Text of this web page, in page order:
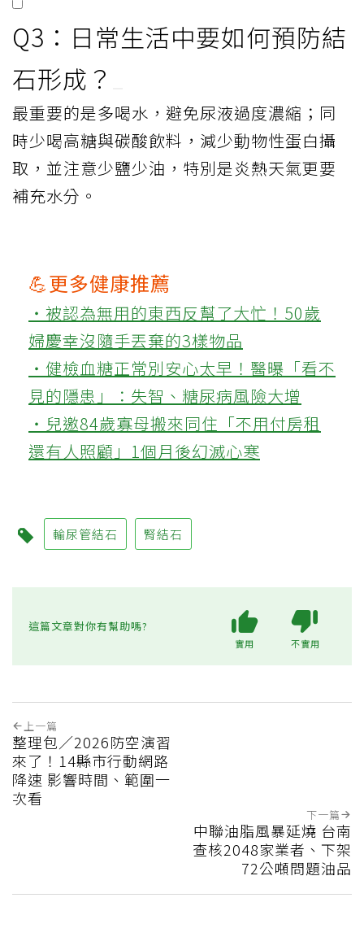
Q3：日常生活中要如何預防結
石形成？
最重要的是多喝水，避免尿液過度濃縮；同
時少喝高糖與碳酸飲料，減少動物性蛋白攝
取，並注意少鹽少油，特別是炎熱天氣更要
補充水分。
💪更多健康推薦
‧被認為無用的東西反幫了大忙！50歲
婦慶幸沒隨手丟棄的3樣物品
‧健檢血糖正常別安心太早！醫曝「看不
見的隱患」：失智、糖尿病風險大增
‧兒邀84歲寡母搬來同住「不用付房租
還有人照顧」1個月後幻滅心寒
輸尿管結石 腎結石
這篇文章對你有幫助嗎?
實用 不實用
上一篇
整理包／2026防空演習
來了！14縣市行動網路
降速 影響時間、範圍一
次看
下一篇
中聯油脂風暴延燒 台南
查核2048家業者、下架
72公噸問題油品